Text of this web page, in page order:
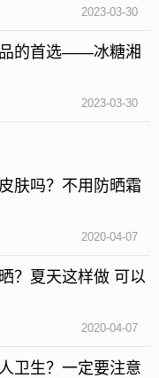
指甲是人体最容易
修剪，最好不要留
卫生，定期清洗床
整洁，每天至少开
消灭，蚊蝇可传播
重的后果，所以在
，安康养生网在
定不要用手去挠，
2023-03-30
的首选——冰糖湘
2023-03-30
肤吗？不用防晒霜
2020-04-07
？夏天这样做 可以
2020-04-07
卫生？一定要注意